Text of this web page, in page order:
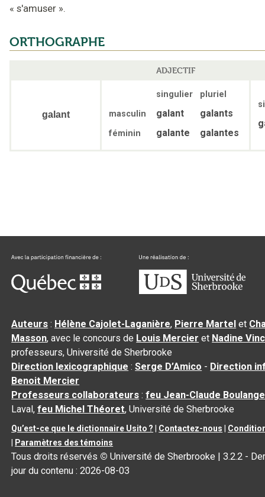
« s'amuser ».
ORTHOGRAPHE
ADJECTIF
galant
singulier
pluriel
masculin
galant galants
féminin galante galantes
Auteurs : Hélène Cajolet-Laganière, Pierre Martel et
Masson, avec le concours de Louis Mercier et Nadine
professeurs, Université de Sherbrooke
Direction lexicographique :Serge D’Amico - Direction
Benoit Mercier
Professeurs collaborateurs :feu Jean-Claude
Laval,feu Michel Théoret, Université de Sherbrooke
Qu’est-ce que le dictionnaire Usito ? Contactez-nous
Paramètres des témoins
Tous droits réservés © Université de Sherbrooke |3.2.2 -
jour du contenu :2026-08-03